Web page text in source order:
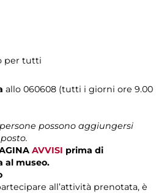
per tutti
allo 060608 (tutti i giorni ore 9.00
possono aggiungersi
AVVISI prima di
al museo.
all’attività prenotata, è